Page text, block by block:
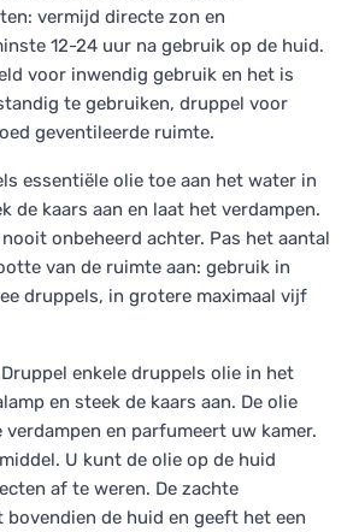
vermijd directe zon en
12-24 uur na gebruik op de huid.
voor inwendig gebruik en het is
te gebruiken, druppel voor
geventileerde ruimte.
essentiële olie toe aan het water in
de kaars aan en laat het verdampen.
onbeheerd achter. Pas het aantal
van de ruimte aan: gebruik in
druppels, in grotere maximaal vijf
enkele druppels olie in het
en steek de kaars aan. De olie
en parfumeert uw kamer.
U kunt de olie op de huid
af te weren. De zachte
de huid en geeft het een